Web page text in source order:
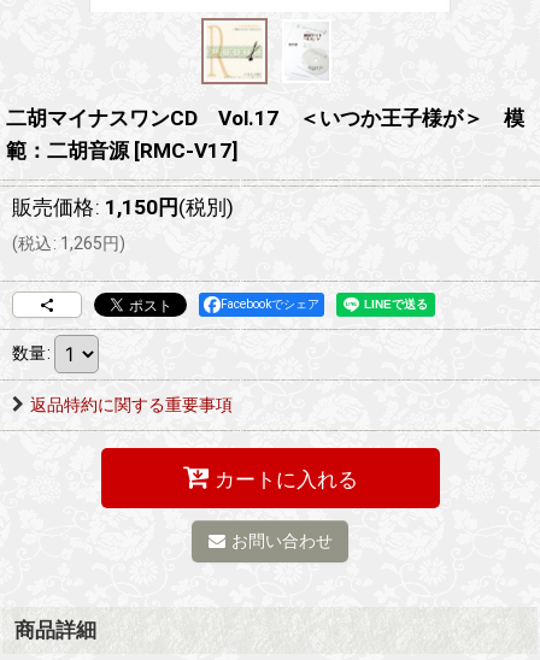
二胡マイナスワンCD Vol.17 ＜いつか王子様が＞ 模
範：二胡音源 [RMC-V17]
販売価格: 1,150円 (税別)
(税込: 1,265円)
Facebookでシェア
数量:
返品特約に関する重要事項
カートに入れる
お問い合わせ
商品詳細